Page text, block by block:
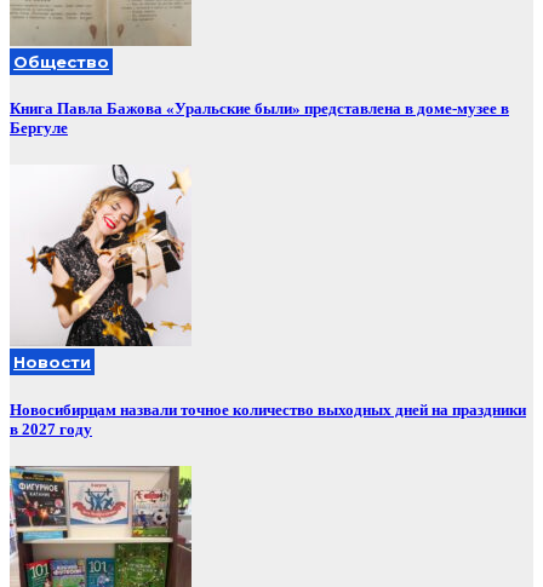
Общество
Книга Павла Бажова «Уральские были» представлена в доме-музее в
Бергуле
Новости
Новосибирцам назвали точное количество выходных дней на праздники
в 2027 году